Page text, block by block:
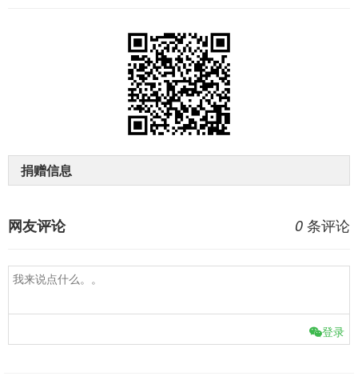
捐赠信息
0 条评论
网友评论
登录